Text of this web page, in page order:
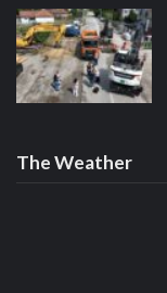
The Weather